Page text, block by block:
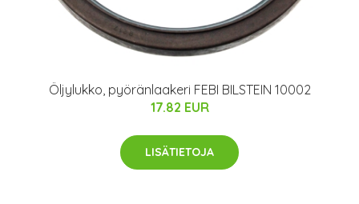
Öljylukko, pyöränlaakeri FEBI BILSTEIN 10002
17.82 EUR
LISÄTIETOJA